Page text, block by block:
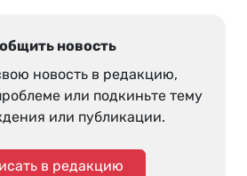
новость
новость в редакцию,
или подкиньте тему
или публикации.
в редакцию